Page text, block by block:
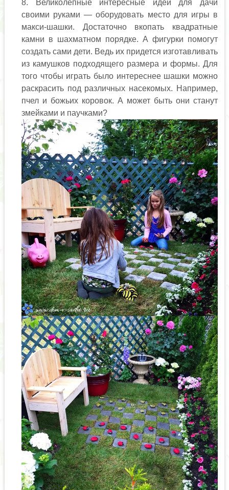
Великолепные интересные идеи для дачи
своими руками — оборудовать место для игры в
макси-шашки. Достаточно вкопать квадратные
камни в шахматном порядке. А фигурки помогут
создать сами дети. Ведь их придется изготавливать
из камушков подходящего размера и формы. Для
того чтобы играть было интереснее шашки можно
раскрасить под различных насекомых. Например,
пчел и божьих коровок. А может быть они станут
змейками и паучками?